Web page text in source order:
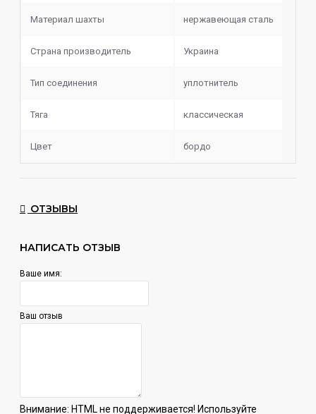
украшено гравировкой с названием модели "SDM".
Колба мини крафт устойчивая и прочная.
Колба
Материал шахты нержавеющая сталь
Страна производитель Украина
Тип соединения уплотнитель
Тяга классическая
Цвет бордо
ОТЗЫВЫ
НАПИСАТЬ ОТЗЫВ
Ваше имя:
Ваш отзыв
Внимание: HTML не поддерживается! Используйте